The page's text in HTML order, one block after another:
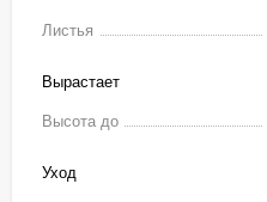
Листья
Вырастает
Высота до
Уход